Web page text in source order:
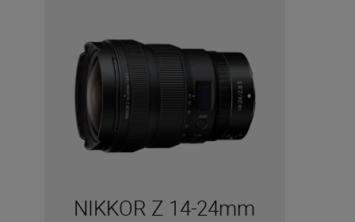
NIKKOR Z 14-24mm